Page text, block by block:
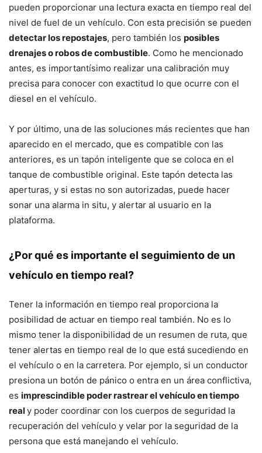
pueden proporcionar una lectura exacta en tiempo real del
nivel de fuel de un vehículo. Con esta precisión se pueden
detectar los repostajes, pero también los posibles
drenajes o robos de combustible. Como he mencionado
antes, es importantísimo realizar una calibración muy
precisa para conocer con exactitud lo que ocurre con el
diesel en el vehículo.
Y por último, una de las soluciones más recientes que han
aparecido en el mercado, que es compatible con las
anteriores, es un tapón inteligente que se coloca en el
tanque de combustible original. Este tapón detecta las
aperturas, y si estas no son autorizadas, puede hacer
sonar una alarma in situ, y alertar al usuario en la
plataforma.
¿Por qué es importante el seguimiento de un
vehículo en tiempo real?
Tener la información en tiempo real proporciona la
posibilidad de actuar en tiempo real también. No es lo
mismo tener la disponibilidad de un resumen de ruta, que
tener alertas en tiempo real de lo que está sucediendo en
el vehículo o en la carretera. Por ejemplo, si un conductor
presiona un botón de pánico o entra en un área conflictiva,
es imprescindible poder rastrear el vehículo en tiempo
realy poder coordinar con los cuerpos de seguridad la
recuperación del vehículo y velar por la seguridad de la
persona que está manejando el vehículo.